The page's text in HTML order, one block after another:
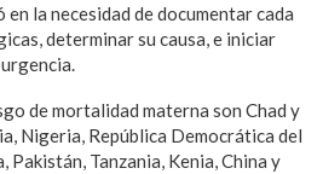
la necesidad de documentar cada
determinar su causa, e iniciar
de mortalidad materna son Chad y
Nigeria, República Democrática del
Pakistán, Tanzania, Kenia, China y